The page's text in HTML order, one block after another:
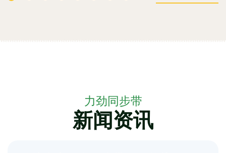
力劲同步带
新闻资讯